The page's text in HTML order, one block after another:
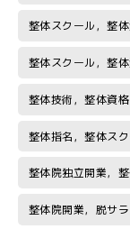
整体スクール，整
整体スクール，整
整体技術，整体資
整体指名，整体ス
整体院独立開業，
整体院開業，脱サ